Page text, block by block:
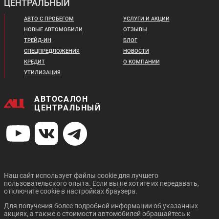
Цена от:
2 789 820 ₽
В кредит от:
Цена от:
2 633 820 ₽
GREAT WALL POER
Цена от:
В кредит от:
Цена от:
В кредит от:
Цена от:
В кредит от:
35 321 ₽/мес.
В кредит от:
27 079 ₽/мес.
CHANGAN UNI-K
Цена от:
3 009 720 ₽
CHANGAN CS55 PLUS
CHANGAN UNI-T CHANGAN CS35 PLUS
NEW
ЦЕНТРАЛЬНЫЙ
АВТО С ПРОБЕГОМ
НОВЫЕ АВТОМОБИЛИ
ТРЕЙД-ИН
СПЕЦПРЕДЛОЖЕНИЯ
КРЕДИТ
УТИЛИЗАЦИЯ
УСЛУГИ И АКЦИИ
ОТЗЫВЫ
БЛОГ
НОВОСТИ
О КОМПАНИИ
АВТОСАЛОН
ЦЕНТРАЛЬНЫЙ
Наш сайт использует файлы cookie для лучшего
пользовательского опыта. Если вы не хотите их передавать,
отключите cookie в настройках браузера.
Для получения более подробной информации об указанных
акциях, а также о стоимости автомобилей обращайтесь к